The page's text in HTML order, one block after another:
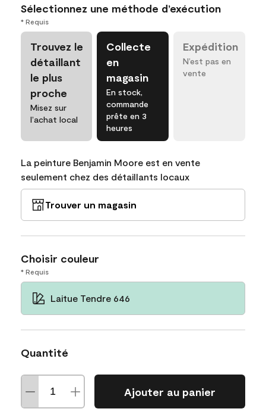
Sélectionnez une méthode d’exécution
* Requis
Trouvez le
détaillant
le plus
proche
Misez sur
l’achat local
Collecte
en
magasin
En stock,
commande
prête en 3
heures
Expédition
N’est pas en
vente
La peinture Benjamin Moore est en vente
seulement chez des détaillants locaux
Trouver un magasin
Choisir couleur
* Requis
Laitue Tendre 646
Quantité
Ajouter au panier